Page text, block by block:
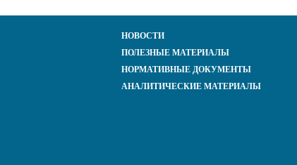
НОВОСТИ
ПОЛЕЗНЫЕ МАТЕРИАЛЫ
НОРМАТИВНЫЕ ДОКУМЕНТЫ
АНАЛИТИЧЕСКИЕ МАТЕРИАЛЫ